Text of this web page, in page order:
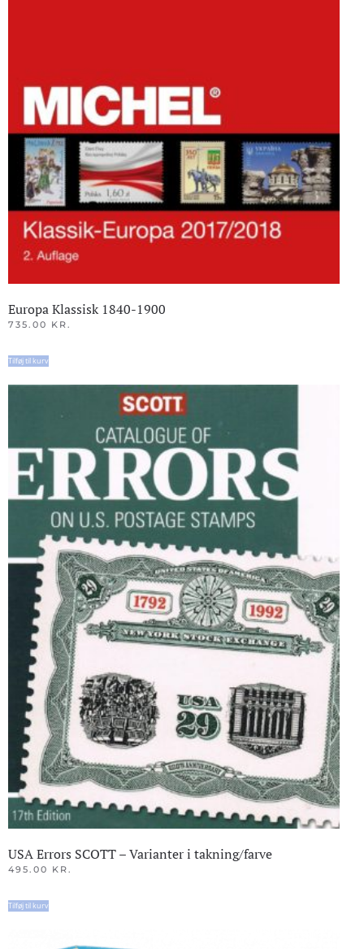
Europa Klassisk 1840-1900
735.00 KR.
Tilføj til kurv
USA Errors SCOTT – Varianter i takning/farve
495.00 KR.
Tilføj til kurv